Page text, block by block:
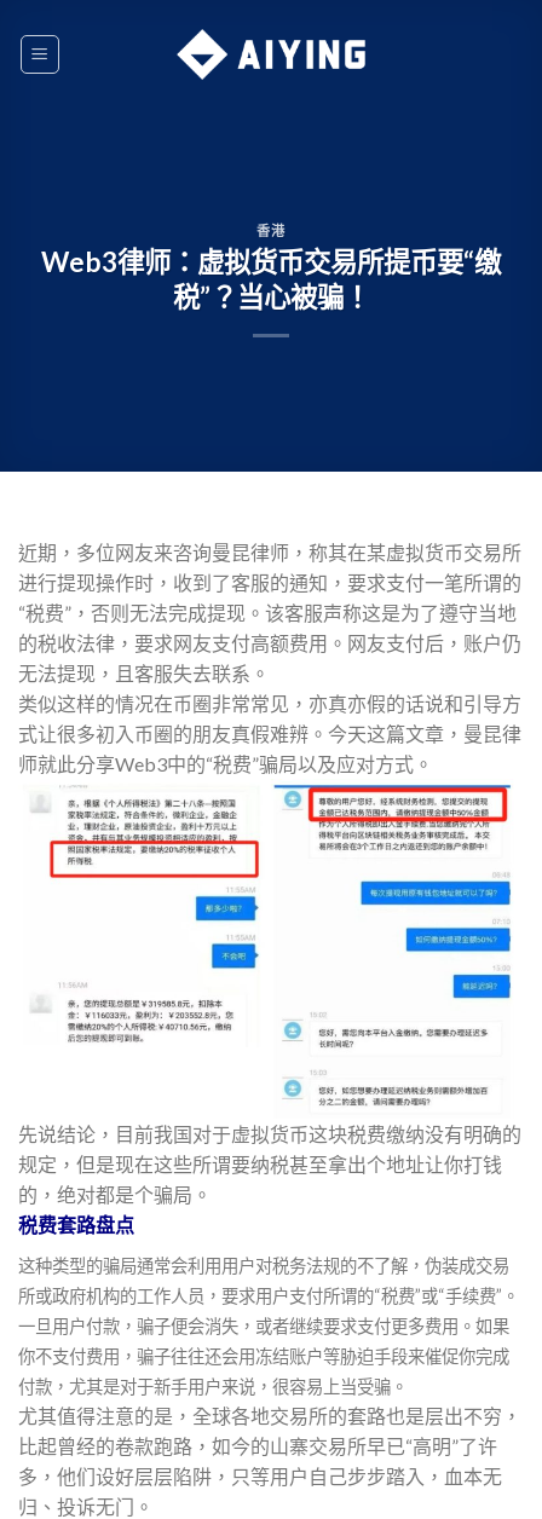
content
香港
Web3律师：虚拟货币交易所提币要“缴
税”？当心被骗！
近期，多位网友来咨询曼昆律师，称其在某虚拟货币交易所
进行提现操作时，收到了客服的通知，要求支付一笔所谓的
“税费”，否则无法完成提现。该客服声称这是为了遵守当地
的税收法律，要求网友支付高额费用。网友支付后，账户仍
无法提现，且客服失去联系。
类似这样的情况在币圈非常常见，亦真亦假的话说和引导方
式让很多初入币圈的朋友真假难辨。今天这篇文章，曼昆律
师就此分享Web3中的“税费”骗局以及应对方式。
先说结论，目前我国对于虚拟货币这块税费缴纳没有明确的
规定，但是现在这些所谓要纳税甚至拿出个地址让你打钱
的，绝对都是个骗局。
税费套路盘点
这种类型的骗局通常会利用用户对税务法规的不了解，伪装成交易
所或政府机构的工作人员，要求用户支付所谓的“税费”或“手续费”。
一旦用户付款，骗子便会消失，或者继续要求支付更多费用。如果
你不支付费用，骗子往往还会用冻结账户等胁迫手段来催促你完成
付款，尤其是对于新手用户来说，很容易上当受骗。
尤其值得注意的是，全球各地交易所的套路也是层出不穷，
比起曾经的卷款跑路，如今的山寨交易所早已“高明”了许
多，他们设好层层陷阱，只等用户自己步步踏入，血本无
归、投诉无门。